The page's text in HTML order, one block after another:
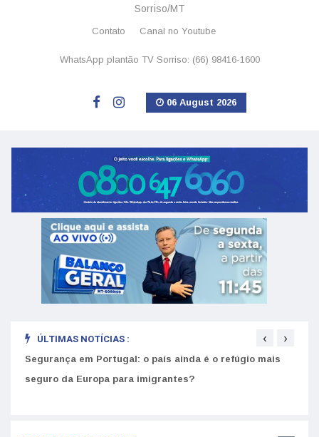
Sorriso/MT
Contato Canal no Youtube
WhatsApp plantão TV Sorriso: (66) 98416-1600
06 August 2026
ÚLTIMAS NOTÍCIAS :
Segurança em Portugal: o país ainda é o refúgio mais
seguro da Europa para imigrantes?
‹ ›